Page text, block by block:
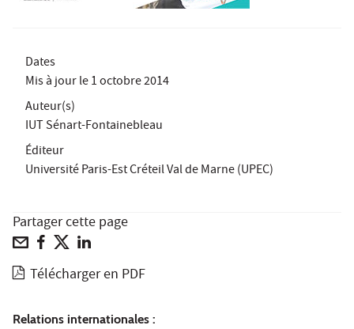
Dates
Mis à jour le1 octobre 2014
Auteur(s)
IUT Sénart-Fontainebleau
Éditeur
Université Paris-Est Créteil Val de Marne (UPEC)
Partager cette page
Télécharger en PDF
Relations internationales :